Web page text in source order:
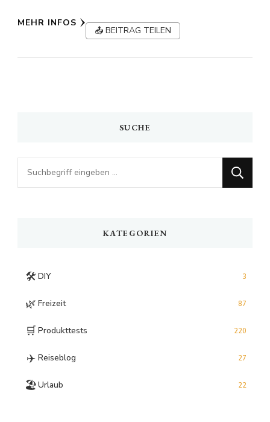
MEHR INFOS
📤 BEITRAG TEILEN
SUCHE
Looking
for
KATEGORIEN
🛠️ DIY 3
🌿 Freizeit 87
🛒 Produkttests 220
✈️ Reiseblog 27
🏖️Urlaub 22